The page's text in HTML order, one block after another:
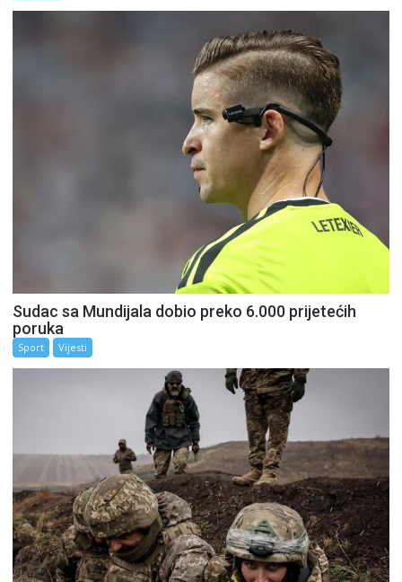
Sudac sa Mundijala dobio preko 6.000 prijetećih
poruka
Sport Vijesti